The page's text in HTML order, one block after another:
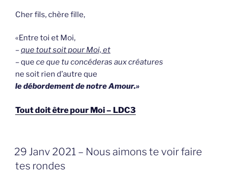
Cher fils, chère fille,
«Entre toi et Moi,
–que tout soit pour Moi, et
– que ce que tu concéderas aux créatures
ne soit rien d’autre que
le débordement de notre Amour.»
Tout doit être pour Moi – LDC3
GEPLAATST
OP
29 Janv 2021 – Nous aimons te voir faire
tes rondes